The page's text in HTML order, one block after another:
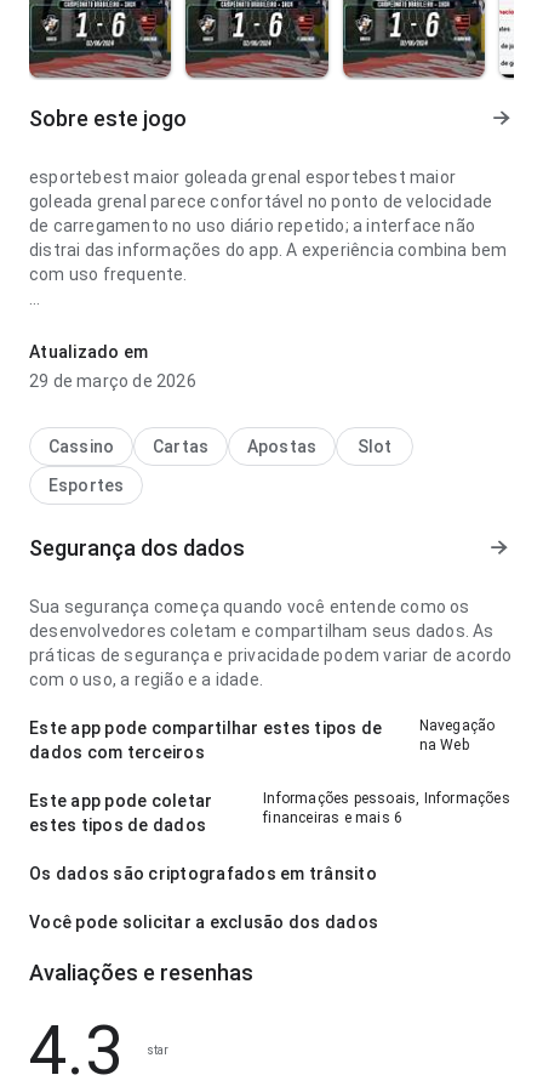
Sobre este jogo
esportebest maior goleada grenal esportebest maior
goleada grenal parece confortável no ponto de velocidade
de carregamento no uso diário repetido; a interface não
distrai das informações do app. A experiência combina bem
com uso frequente.
velocidade de carregamento em uma consulta rápida; a
página não parece carregada. O resultado geral parece
prático e maduro.
Atualizado em
29 de março de 2026
Cassino Cartas Apostas
Slot
Esportes
Segurança dos dados
Sua segurança começa quando você entende como os
desenvolvedores coletam e compartilham seus dados. As
práticas de segurança e privacidade podem variar de acordo
com o uso, a região e a idade.
Este app pode compartilhar estes tipos de
dados com terceiros
Navegação
na Web
Este app pode coletar
estes tipos de dados
Informações pessoais, Informações
financeiras e mais 6
Os dados são criptografados em trânsito
Você pode solicitar a exclusão dos dados
Avaliações e resenhas
4.3 star